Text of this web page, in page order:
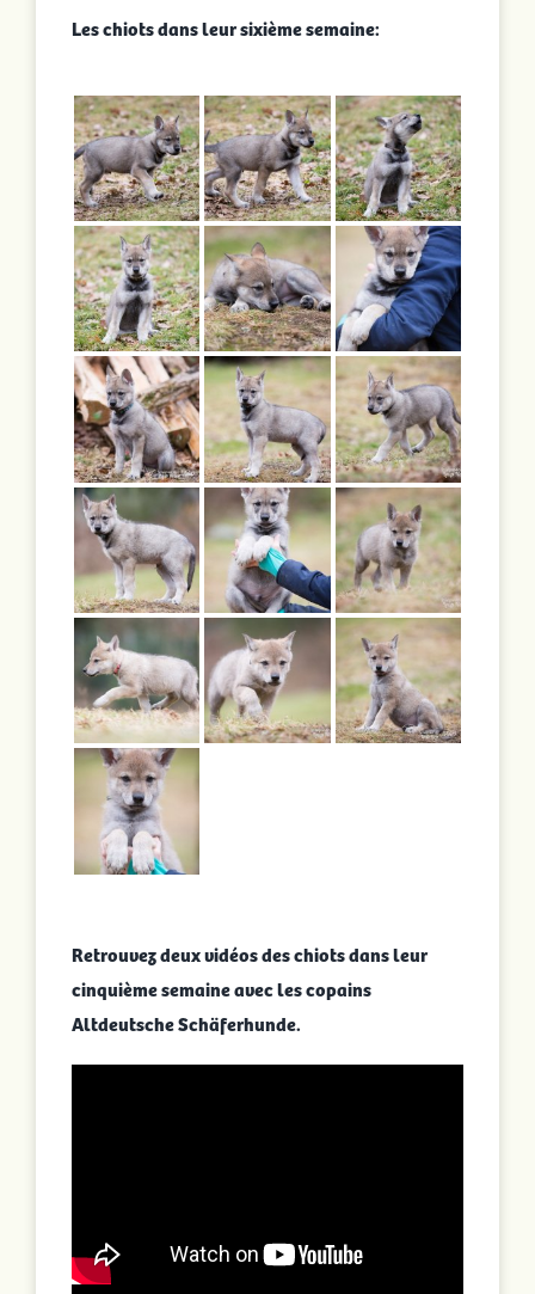
Les chiots dans leur sixième semaine:
Retrouvez deux vidéos des chiots dans leur
cinquième semaine avec les copains
Altdeutsche Schäferhunde.